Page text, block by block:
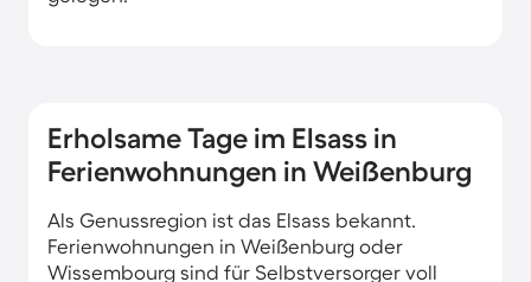
Erholsame Tage im Elsass in
Ferienwohnungen in Weißenburg
Als Genussregion ist das Elsass bekannt.
Ferienwohnungen in Weißenburg oder
Wissembourg sind für Selbstversorger voll